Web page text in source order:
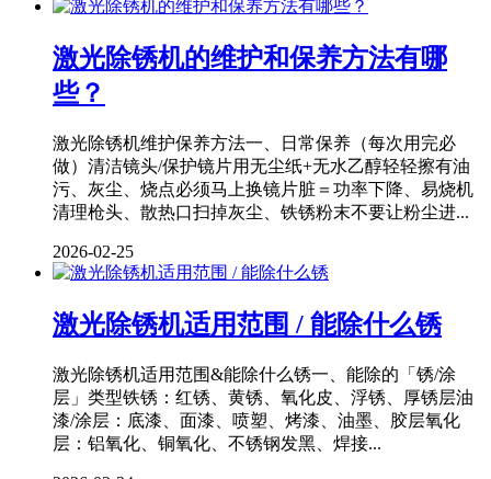
激光除锈机的维护和保养方法有哪
些？
激光除锈机维护保养方法一、日常保养（每次用完必
做）清洁镜头/保护镜片用无尘纸+无水乙醇轻轻擦有油
污、灰尘、烧点必须马上换镜片脏＝功率下降、易烧机
清理枪头、散热口扫掉灰尘、铁锈粉末不要让粉尘进...
2026-02-25
激光除锈机适用范围 / 能除什么锈
激光除锈机适用范围&能除什么锈一、能除的「锈/涂
层」类型铁锈：红锈、黄锈、氧化皮、浮锈、厚锈层油
漆/涂层：底漆、面漆、喷塑、烤漆、油墨、胶层氧化
层：铝氧化、铜氧化、不锈钢发黑、焊接...